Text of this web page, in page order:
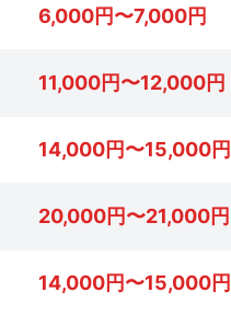
6,000円〜7,000円
11,000円〜12,000円
14,000円〜15,000円
20,000円〜21,000円
14,000円〜15,000円